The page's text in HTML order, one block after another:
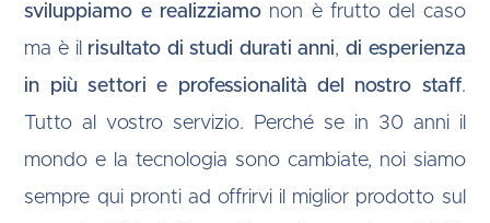
sviluppiamo e realizziamo non è frutto del caso
ma è il risultato di studi durati anni, di esperienza
in più settori e professionalità del nostro staff.
Tutto al vostro servizio. Perché se in 30 anni il
mondo e la tecnologia sono cambiate, noi siamo
sempre qui pronti ad offrirvi il miglior prodotto sul